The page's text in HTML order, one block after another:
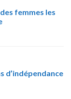
femmes les
d’indépendance